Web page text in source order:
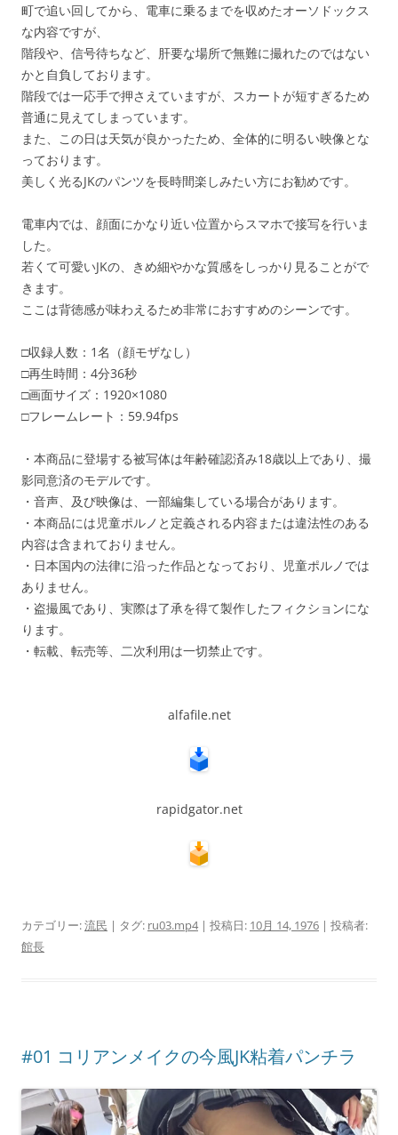
町で追い回してから、電車に乗るまでを収めたオーソドックス
な内容ですが、
階段や、信号待ちなど、肝要な場所で無難に撮れたのではない
かと自負しております。
階段では一応手で押さえていますが、スカートが短すぎるため
普通に見えてしまっています。
また、この日は天気が良かったため、全体的に明るい映像とな
っております。
美しく光るJKのパンツを長時間楽しみたい方にお勧めです。
電車内では、顔面にかなり近い位置からスマホで接写を行いま
した。
若くて可愛いJKの、きめ細やかな質感をしっかり見ることがで
きます。
ここは背徳感が味わえるため非常におすすめのシーンです。
□収録人数：1名（顔モザなし）
□再生時間：4分36秒
□画面サイズ：1920×1080
□フレームレート：59.94fps
・本商品に登場する被写体は年齢確認済み18歳以上であり、撮
影同意済のモデルです。
・音声、及び映像は、一部編集している場合があります。
・本商品には児童ポルノと定義される内容または違法性のある
内容は含まれておりません。
・日本国内の法律に沿った作品となっており、児童ポルノでは
ありません。
・盗撮風であり、実際は了承を得て製作したフィクションにな
ります。
・転載、転売等、二次利用は一切禁止です。
alfafile.net
rapidgator.net
カテゴリー:流民 | タグ: ru03.mp4| 投稿日: 10月 14, 1976 | 投稿者:
館長
#01 コリアンメイクの今風JK粘着パンチラ